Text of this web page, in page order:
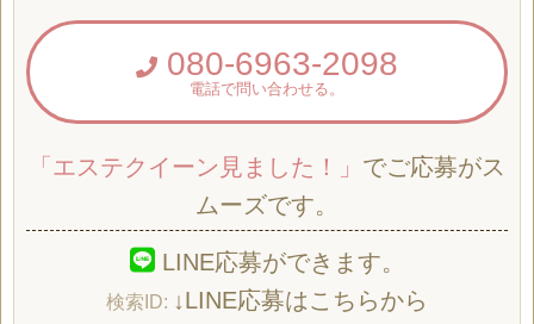
080-6963-2098
電話で問い合わせる。
「エステクイーン見ました！」 でご応募がス
ムーズです。
LINE応募ができます。
↓LINE応募はこちらから